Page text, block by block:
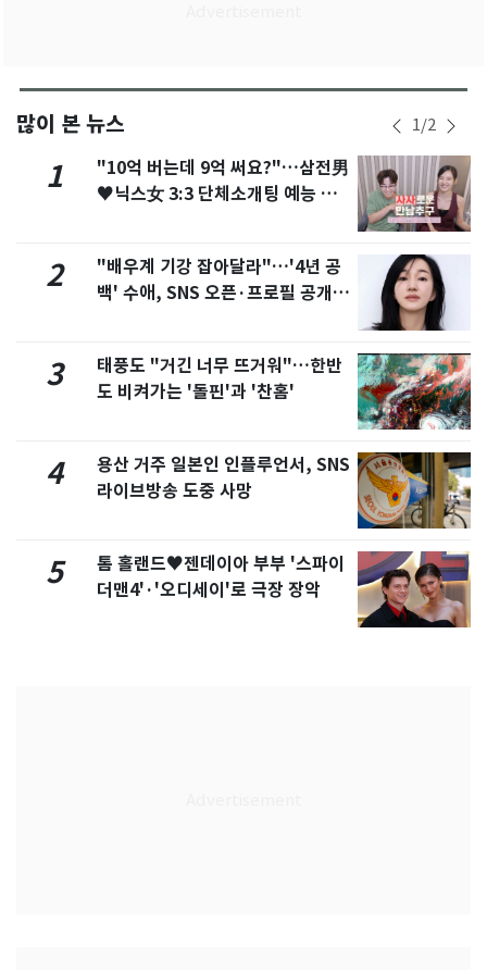
많이 본 뉴스 1/2
1
"10억 버는데 9억 써요?"…삼전男
♥닉스女 3:3 단체소개팅 예능 화
2
"배우계 기강 잡아달라"…'4년 공
백' 수애, SNS 오픈·프로필 공개
3
태풍도 "거긴 너무 뜨거워"…한반
도 비켜가는 '돌핀'과 '찬홈'
4
용산 거주 일본인 인플루언서, SNS
라이브방송 도중 사망
5
톰 홀랜드♥젠데이아 부부 '스파이
더맨4'·'오디세이'로 극장 장악